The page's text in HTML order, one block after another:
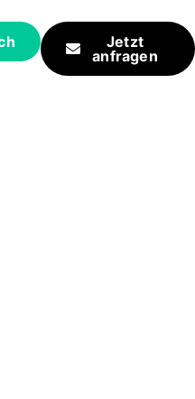
Jetzt
anfragen